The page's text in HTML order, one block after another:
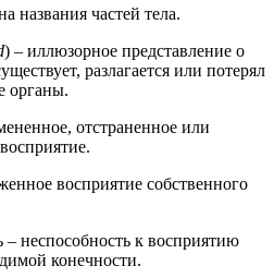
названия частей тела.
) – иллюзорное представление о
разлагается или потерял
органы.
отстраненное или
восприятие собственного
неспособность к восприятию
конечности.